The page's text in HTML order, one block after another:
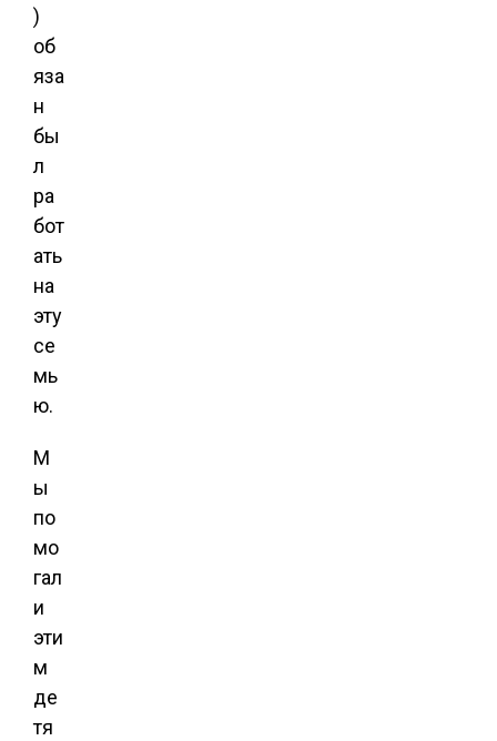
)
об
яза
н
бы
л
ра
бот
ать
на
эту
се
мь
ю.
М
ы
по
мо
гал
и
эти
м
де
тя